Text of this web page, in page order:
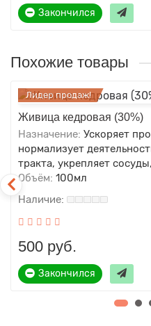
Закончился
Похожие товары
Лидер продаж!
Живица кедровая (30%)
Назначение: Ускоряет
нормализует
тракта, укрепляет
Объём: 100мл
500 руб.
Закончился